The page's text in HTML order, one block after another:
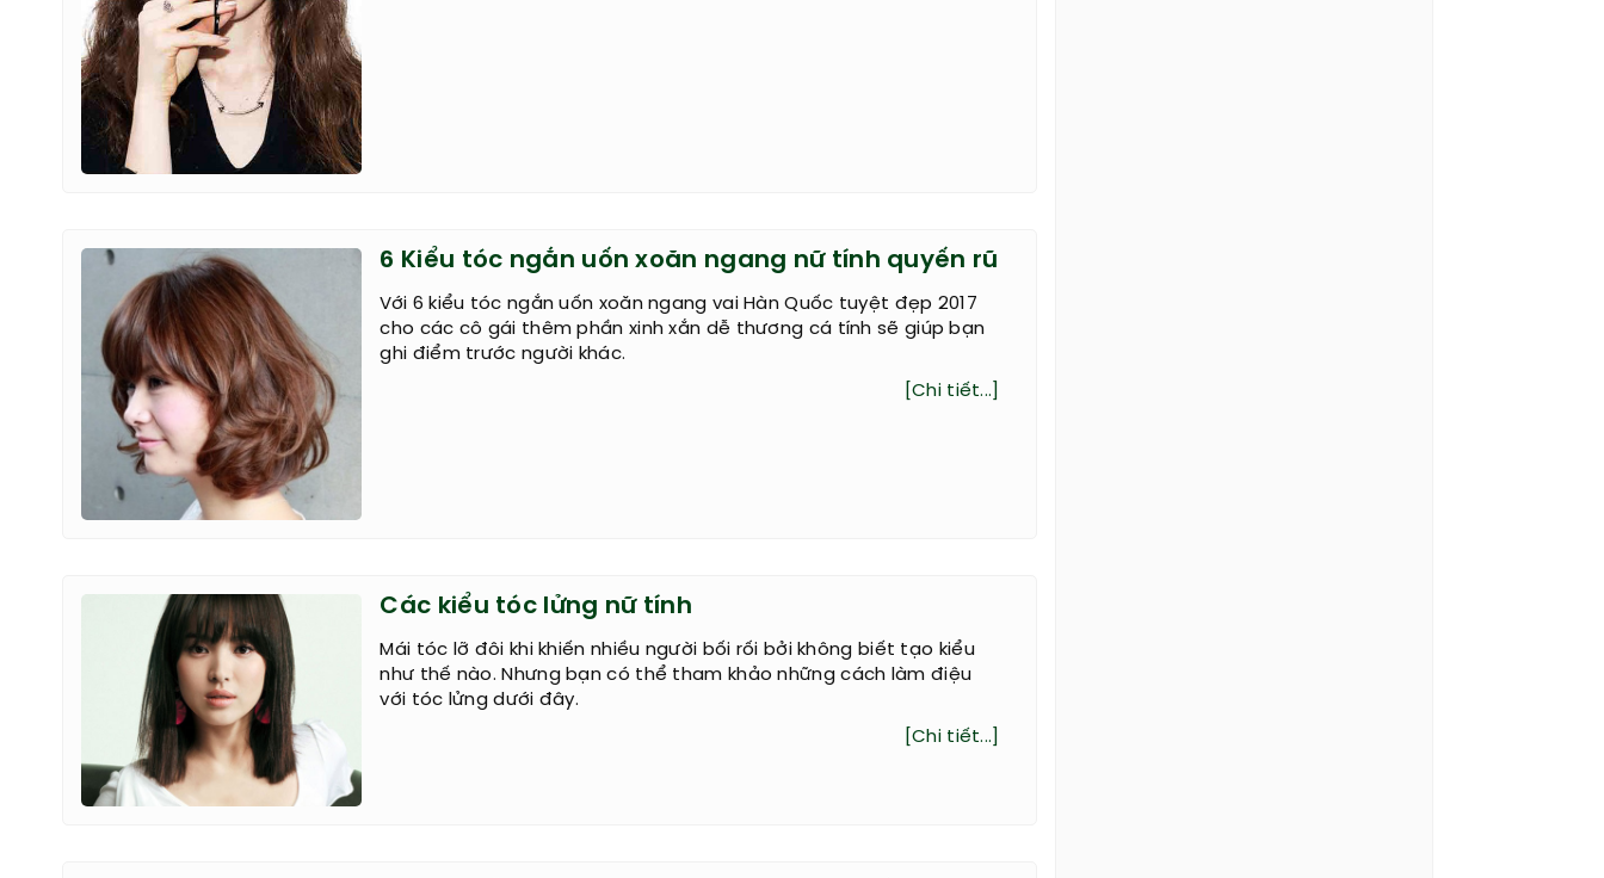
6 Kiểu tóc ngắn uốn xoăn ngang nữ tính quyến rũ
Với 6 kiểu tóc ngắn uốn xoăn ngang vai Hàn Quốc tuyệt đẹp 2017
cho các cô gái thêm phần xinh xắn dễ thương cá tính sẽ giúp bạn
ghi điểm trước người khác.
[Chi tiết...]
Các kiểu tóc lửng nữ tính
Mái tóc lỡ đôi khi khiến nhiều người bối rối bởi không biết tạo kiểu
như thế nào. Nhưng bạn có thể tham khảo những cách làm điệu
với tóc lửng dưới đây.
[Chi tiết...]